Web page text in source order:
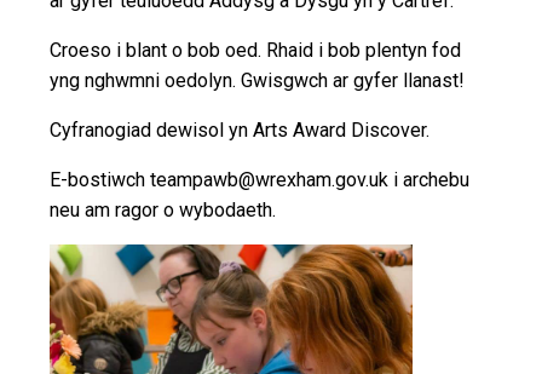
Croeso i blant o bob oed. Rhaid i bob plentyn fod
yng nghwmni oedolyn. Gwisgwch ar gyfer llanast!
Cyfranogiad dewisol yn Arts Award Discover.
E-bostiwch teampawb@wrexham.gov.uk i archebu
neu am ragor o wybodaeth.